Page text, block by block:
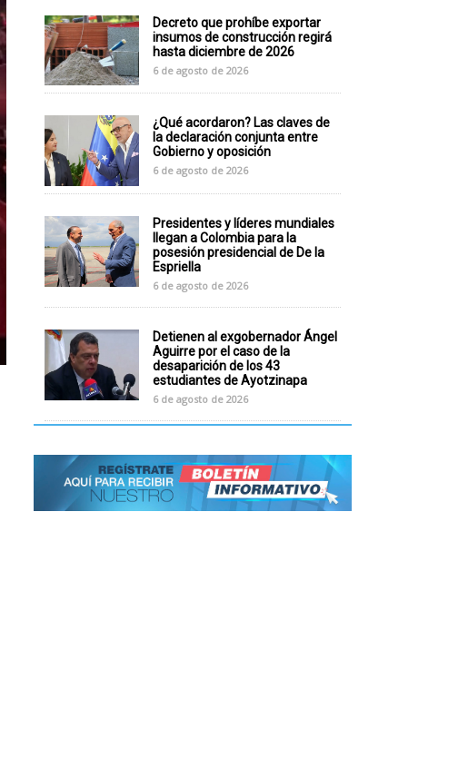
Decreto que prohíbe exportar
insumos de construcción regirá
hasta diciembre de 2026
6 de agosto de 2026
¿Qué acordaron? Las claves de
la declaración conjunta entre
Gobierno y oposición
6 de agosto de 2026
Presidentes y líderes mundiales
llegan a Colombia para la
posesión presidencial de De la
Espriella
6 de agosto de 2026
Detienen al exgobernador Ángel
Aguirre por el caso de la
desaparición de los 43
estudiantes de Ayotzinapa
6 de agosto de 2026